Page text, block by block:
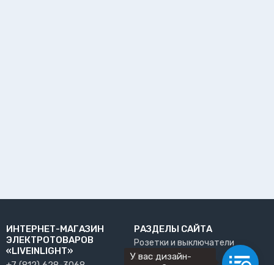
ИНТЕРНЕТ-МАГАЗИН
ЭЛЕКТРОТОВАРОВ
«LIVEINLIGHT»
РАЗДЕЛЫ САЙТА
Розетки и выключатели
О нас
У вас дизайн-